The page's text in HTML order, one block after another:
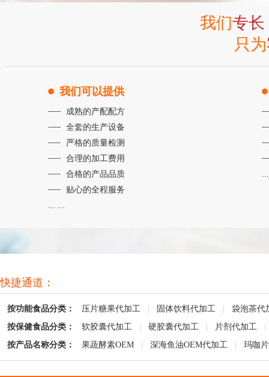
我们专长
只为
我们可以提供
成熟的产配配方
全套的生产设备
严格的质量检测
合理的加工费用
合格的产品品质
贴心的全程服务
快捷通道：
按功能食品分类： 压片糖果代加工 固体饮料代加工
袋泡茶代
按保健食品分类：
软胶囊代加工 硬胶囊代加工 片剂代加工
按产品名称分类：
果蔬酵素OEM 深海鱼油OEM代加工 玛咖